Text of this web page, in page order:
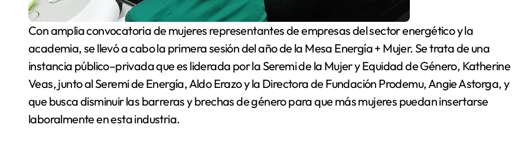
Con amplia convocatoria de mujeres representantes de empresas del sector energético y la
academia, se llevó a cabo la primera sesión del año de la Mesa Energía + Mujer. Se trata de una
instancia público–privada que es liderada por la Seremi de la Mujer y Equidad de Género, Katherine
Veas, junto al Seremi de Energía, Aldo Erazo y la Directora de Fundación Prodemu, Angie Astorga, y
que busca disminuir las barreras y brechas de género para que más mujeres puedan insertarse
laboralmente en esta industria.